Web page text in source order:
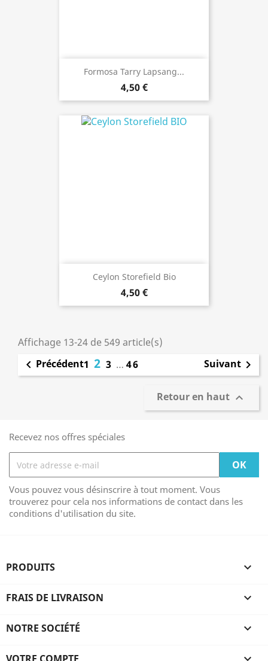
Formosa Tarry Lapsang...
4,50 €
Ceylon Storefield Bio
4,50 €
Affichage 13-24 de 549 article(s)
 Précédent1 2 3 … 46 Suivant 
Retour en haut 
Recevez nos offres spéciales
Vous pouvez vous désinscrire à tout moment. Vous
trouverez pour cela nos informations de contact dans les
conditions d'utilisation du site.
PRODUITS 
FRAIS DE LIVRAISON 
NOTRE SOCIÉTÉ 